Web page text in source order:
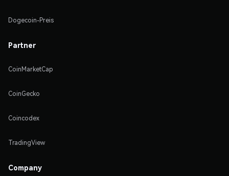
Dogecoin-Preis
Partner
CoinMarketCap
CoinGecko
Coincodex
TradingView
Company